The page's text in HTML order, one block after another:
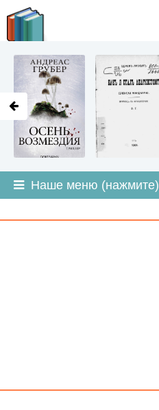
Наше меню (нажмите)
LITMIR.ORG